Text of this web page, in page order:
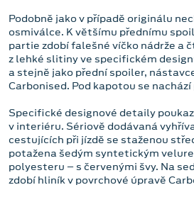
Podobně jako v případě originálu
osmiválce. K většímu přednímu
partie zdobí falešné víčko nádrže a
z lehké slitiny ve specifickém
a stejně jako přední spoiler,
Carbonised. Pod kapotou se
Specifické designové detaily
v interiéru. Sériově dodávaná
cestujících při jízdě se staženou
potažena šedým syntetickým
polyesteru – s červenými švy. Na
zdobí hliník v povrchové úpravě